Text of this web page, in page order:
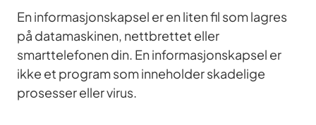
En informasjonskapsel er en liten fil som lagres
på datamaskinen, nettbrettet eller
smarttelefonen din. En informasjonskapsel er
ikke et program som inneholder skadelige
prosesser eller virus.